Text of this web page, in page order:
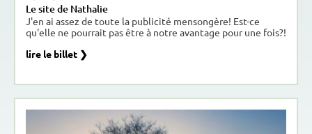
Le site de Nathalie
J'en ai assez de toute la publicité mensongère! Est-ce
qu'elle ne pourrait pas être à notre avantage pour une fois?!
lire le billet ❯